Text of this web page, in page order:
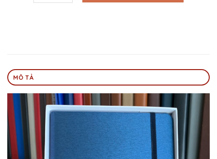
MÔ TẢ